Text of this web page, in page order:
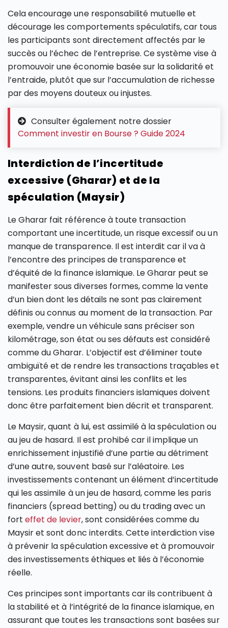
Cela encourage une responsabilité mutuelle et
décourage les comportements spéculatifs, car tous
les participants sont directement affectés par le
succès ou l’échec de l’entreprise. Ce système vise à
promouvoir une économie basée sur la solidarité et
l’entraide, plutôt que sur l’accumulation de richesse
par des moyens douteux ou injustes.
Consulter également notre dossier
Comment investir en Bourse ? Guide 2024
Interdiction de l’incertitude
excessive (Gharar) et de la
spéculation (Maysir)
Le Gharar fait référence à toute transaction
comportant une incertitude, un risque excessif ou un
manque de transparence. Il est interdit car il va à
l’encontre des principes de transparence et
d’équité de la finance islamique. Le Gharar peut se
manifester sous diverses formes, comme la vente
d’un bien dont les détails ne sont pas clairement
définis ou connus au moment de la transaction. Par
exemple, vendre un véhicule sans préciser son
kilométrage, son état ou ses défauts est considéré
comme du Gharar. L’objectif est d’éliminer toute
ambiguïté et de rendre les transactions traçables et
transparentes, évitant ainsi les conflits et les
tensions. Les produits financiers islamiques doivent
donc être parfaitement bien décrit et transparent.
Le Maysir, quant à lui, est assimilé à la spéculation ou
au jeu de hasard. Il est prohibé car il implique un
enrichissement injustifié d’une partie au détriment
d’une autre, souvent basé sur l’aléatoire. Les
investissements contenant un élément d’incertitude
qui les assimile à un jeu de hasard, comme les paris
financiers (spread betting) ou du trading avec un
forteffet de levier, sont considérées comme du
Maysir et sont donc interdits. Cette interdiction vise
à prévenir la spéculation excessive et à promouvoir
des investissements éthiques et liés à l’économie
réelle.
Ces principes sont importants car ils contribuent à
la stabilité et à l’intégrité de la finance islamique, en
assurant que toutes les transactions sont basées sur